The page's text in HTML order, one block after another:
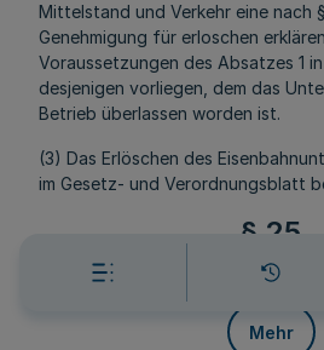
Mittelstand und Verkehr eine nach
Genehmigung für erloschen
Voraussetzungen des Absatzes 1
desjenigen vorliegen, dem das
Betrieb überlassen worden ist.
(3) Das Erlöschen des
im Gesetz- und Verordnungsblatt
§ 25
Genehmigung
Mehr